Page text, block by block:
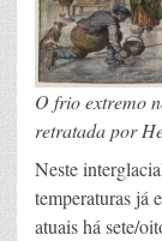
O frio extremo
retratada por
Neste
temperaturas já
atuais há sete/